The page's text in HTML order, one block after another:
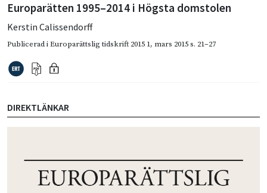
Europarätten 1995–2014 i Högsta domstolen
Kerstin Calissendorff
Publicerad iEuroparättslig tidskrift 2015 1, mars 2015s. 21–27
DIREKTLÄNKAR